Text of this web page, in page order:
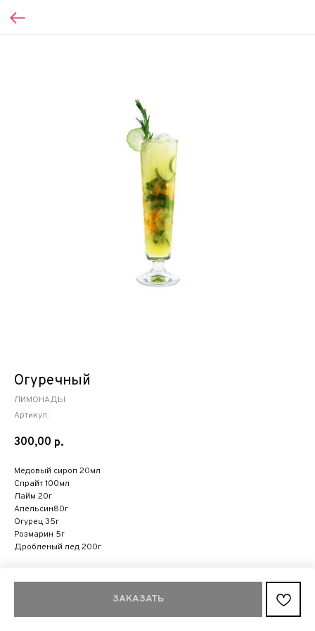
Огуречный
ЛИМОНАДЫ
Артикул:
300,00 р.
ЗАКАЗАТЬ
Медовый сироп 20мл
Спрайт 100мл
Лайм 20г
Апельсин80г
Огурец 35г
Розмарин 5г
Дробленый лед 200г